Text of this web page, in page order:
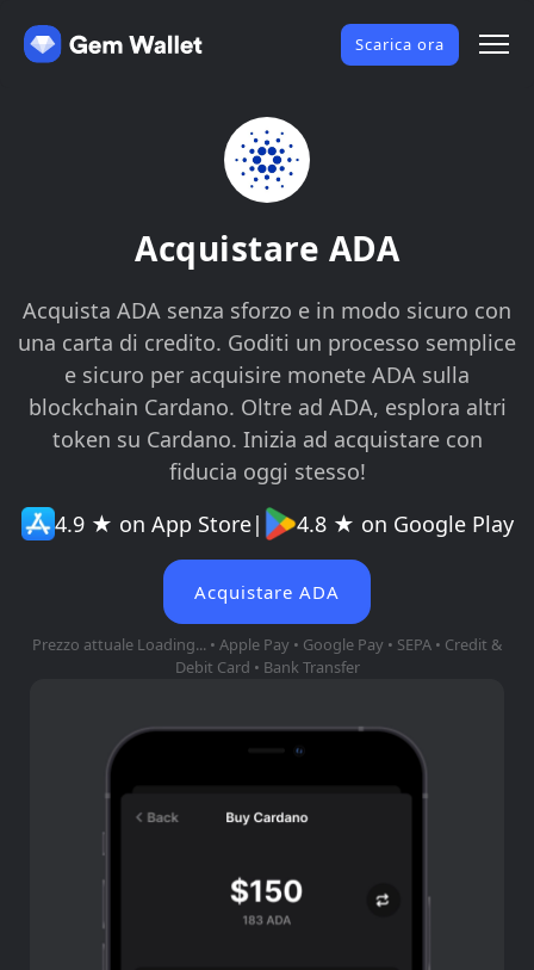
Scarica ora
Acquistare ADA
Acquista ADA senza sforzo e in modo sicuro con
una carta di credito. Goditi un processo semplice
e sicuro per acquisire monete ADA sulla
blockchain Cardano. Oltre ad ADA, esplora altri
token su Cardano. Inizia ad acquistare con
fiducia oggi stesso!
4.9 ★ on App Store| 4.8 ★ on Google Play
Acquistare ADA
Prezzo attuale Loading... • Apple Pay • Google Pay • SEPA • Credit &
Debit Card • Bank Transfer